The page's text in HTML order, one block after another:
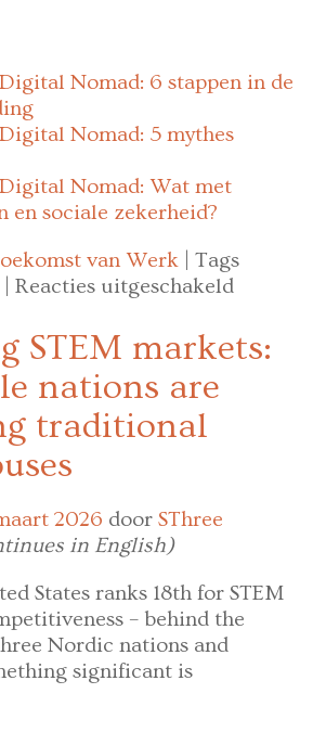
Nomad: 6 stappen in de
Nomad: 5 mythes
Nomad: Wat met
en sociale zekerheid?
van Werk
Tags
Reacties uitgeschakeld
To
…
plek
STEM markets:
nations are
traditional
2026 door SThree
in English)
States ranks 18th for STEM
– behind the
Nordic nations and
significant is